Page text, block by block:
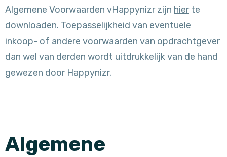
Algemene Voorwaarden vHappynizr zijn hierte
downloaden. Toepasselijkheid van eventuele
inkoop- of andere voorwaarden van opdrachtgever
dan wel van derden wordt uitdrukkelijk van de hand
gewezen door Happynizr.
Algemene